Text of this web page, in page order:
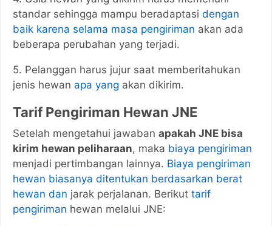
standar sehingga mampu beradaptasi dengan
baik karena selama masa pengiriman akan ada
beberapa perubahan yang terjadi.
5. Pelanggan harus jujur saat memberitahukan
jenis hewan apa yang akan dikirim.
Tarif Pengiriman Hewan JNE
Setelah mengetahui jawaban apakah JNE bisa
kirim hewan peliharaan, maka biaya pengiriman
menjadi pertimbangan lainnya. Biaya pengiriman
hewan biasanya ditentukan berdasarkan berat
hewan dan jarak perjalanan. Berikut tarif
pengiriman hewan melalui JNE: